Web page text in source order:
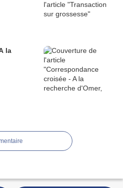
la